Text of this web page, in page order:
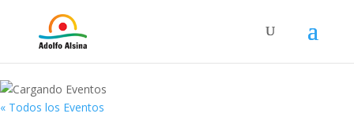
« Todos los Eventos